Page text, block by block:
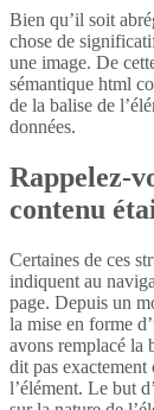
Bien qu’il soit
chose de
une image. De
sémantique html
de la balise de
données.
Rappelez-
contenu
Certaines de ces
indiquent au
page. Depuis un
la mise en forme
avons remplacé la
dit pas
l’élément. Le but